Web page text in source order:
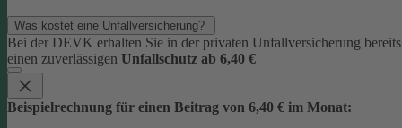
Was kostet eine Unfallversicherung?
Bei der DEVK erhalten Sie in der privaten Unfallversicherung bereits
einen zuverlässigen Unfallschutz ab 6,40 €
Beispielrechnung für einen Beitrag von 6,40 € im Monat: